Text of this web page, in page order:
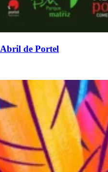
Abril de Portel